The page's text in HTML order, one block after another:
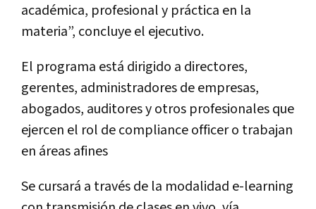
académica, profesional y práctica en la
materia”, concluye el ejecutivo.
El programa está dirigido a directores,
gerentes, administradores de empresas,
abogados, auditores y otros profesionales que
ejercen el rol de compliance officer o trabajan
en áreas afines
Se cursará a través de la modalidad e-learning